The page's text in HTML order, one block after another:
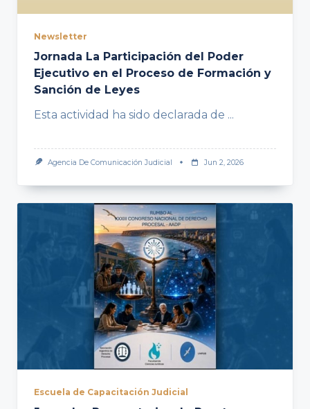
Newsletter
Jornada La Participación del Poder
Ejecutivo en el Proceso de Formación y
Sanción de Leyes
Esta actividad ha sido declarada de ...
Agencia De Comunicación Judicial Jun 2, 2026
Escuela de Capacitación Judicial